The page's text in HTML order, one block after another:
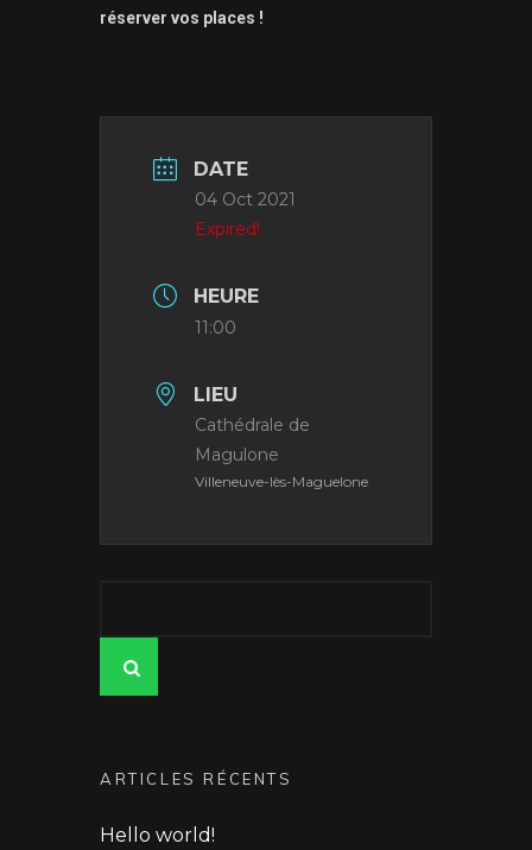
réserver vos places !
DATE
04 Oct 2021
Expired!
HEURE
11:00
LIEU
Cathédrale de
Magulone
Villeneuve-lès-Maguelone
ARTICLES RÉCENTS
Hello world!